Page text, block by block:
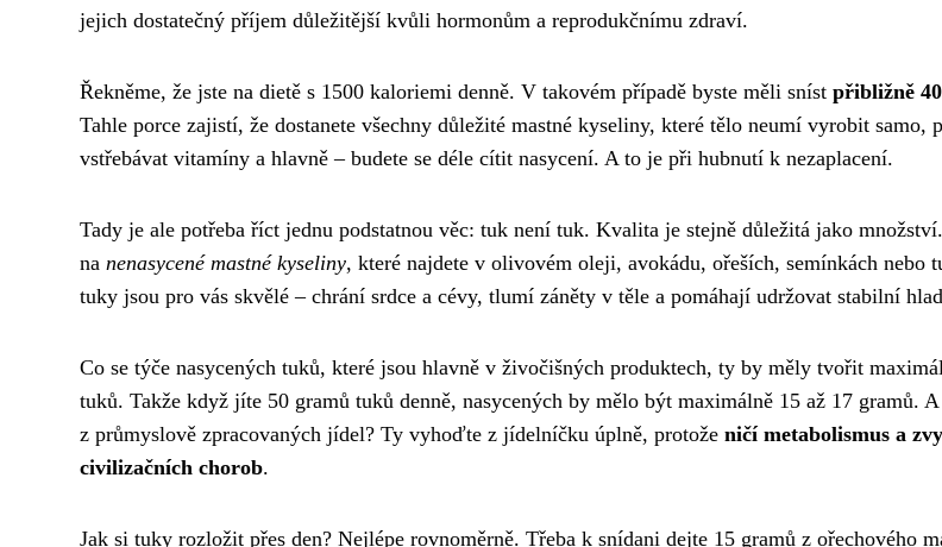
jejich dostatečný příjem důležitější kvůli hormonům a reprodukčnímu zdraví.
Řekněme, že jste na dietě s 1500 kaloriemi denně. V takovém případě byste měli sníst přibližně
Tahle porce zajistí, že dostanete všechny důležité mastné kyseliny, které tělo neumí vyrobit samo,
vstřebávat vitamíny a hlavně – budete se déle cítit nasycení. A to je při hubnutí k nezaplacení.
Tady je ale potřeba říct jednu podstatnou věc: tuk není tuk. Kvalita je stejně důležitá jako
na nenasycené mastné kyseliny, které najdete v olivovém oleji, avokádu, ořeších, semínkách nebo
tuky jsou pro vás skvělé – chrání srdce a cévy, tlumí záněty v těle a pomáhají udržovat stabilní
Co se týče nasycených tuků, které jsou hlavně v živočišných produktech, ty by měly tvořit
tuků. Takže když jíte 50 gramů tuků denně, nasycených by mělo být maximálně 15 až 17 gramů.
z průmyslově zpracovaných jídel? Ty vyhoďte z jídelníčku úplně, protože ničí metabolismus a
civilizačních chorob.
Jak si tuky rozložit přes den? Nejlépe rovnoměrně. Třeba k snídani dejte 15 gramů z ořechového